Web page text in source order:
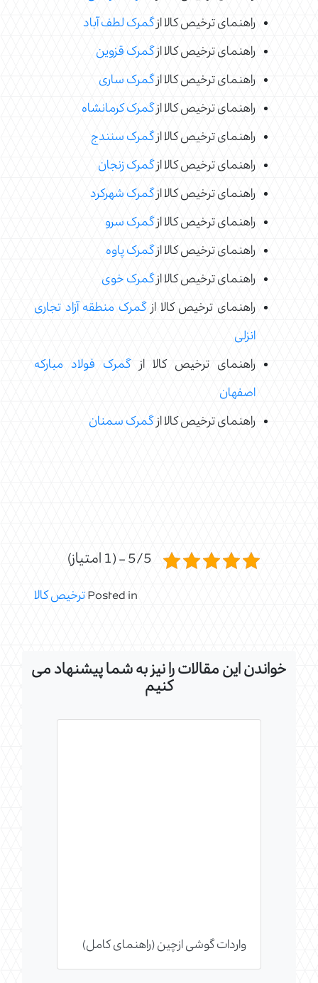
راهنمای ترخیص کالا ازگمرک لطف آباد
راهنمای ترخیص کالا ازگمرک قزوین
راهنمای ترخیص کالا ازگمرک ساری
راهنمای ترخیص کالا ازگمرک کرمانشاه
راهنمای ترخیص کالا ازگمرک سنندج
راهنمای ترخیص کالا ازگمرک زنجان
راهنمای ترخیص کالا ازگمرک شهرکرد
راهنمای ترخیص کالا ازگمرک سرو
راهنمای ترخیص کالا ازگمرک پاوه
راهنمای ترخیص کالا ازگمرک خوی
راهنمای ترخیص کالا ازگمرک منطقه آزاد تجاری
انزلی
راهنمای ترخیص کالا ازگمرک فولاد مبارکه
اصفهان
راهنمای ترخیص کالا ازگمرک سمنان
5/5 - (1 امتیاز)
Posted inترخیص کالا
خواندن این مقالات را نیز به شما پیشنهاد می
کنیم
واردات گوشی ازچین (راهنمای کامل)